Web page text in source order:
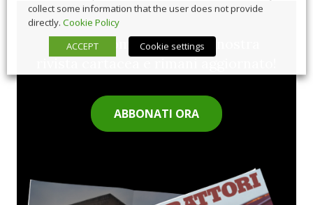
Sfoglia comodamente la nostra
rivista cartacea e rimani aggiornato!
ABBONATI ORA
collect some information that the user does not provide
directly. Cookie Policy
ACCEPT
Cookie settings